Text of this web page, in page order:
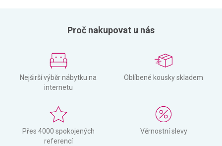
Proč nakupovat u nás
Nejširší výběr nábytku na
internetu
Oblíbené kousky skladem
Přes 4000 spokojených
referencí
Věrnostní slevy